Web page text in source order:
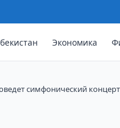
Экономика
симфонический